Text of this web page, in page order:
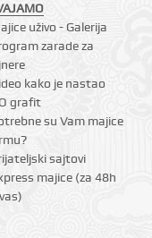
uživo - Galerija
zarade za
kako je nastao
grafit
su Vam majice
sajtovi
majice (za 48h